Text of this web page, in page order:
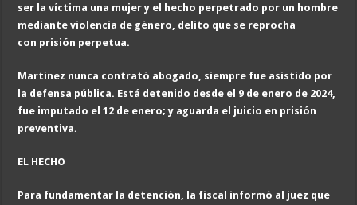
ser la víctima una mujer y el hecho perpetrado por un hombre
mediante violencia de género, delito que se reprocha
con prisión perpetua.
Martínez nunca contrató abogado, siempre fue asistido por
la defensa pública. Está detenido desde el 9 de enero de 2024,
fue imputado el 12 de enero; y aguarda el juicio en prisión
preventiva.
EL HECHO
Para fundamentar la detención, la fiscal informó al juez que